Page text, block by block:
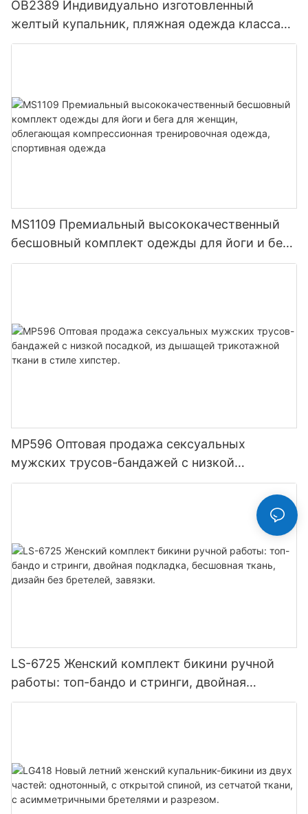
OB2389 Индивидуально изготовленный
желтый купальник, пляжная одежда класса
люкс для женщин, комплект из 2 частей,
MS1109 Премиальный высококачественный
бесшовный комплект одежды для йоги и бега
для женщин, облегающая компрессионная
MP596 Оптовая продажа сексуальных
мужских трусов-бандажей с низкой
посадкой, из дышащей трикотажной ткани в
LS-6725 Женский комплект бикини ручной
работы: топ-бандо и стринги, двойная
подкладка, бесшовная ткань, дизайн без